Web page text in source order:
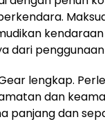
dari
lengkap.
dan
panjang dan